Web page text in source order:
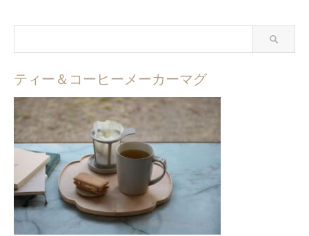
ティー＆コーヒーメーカーマグ